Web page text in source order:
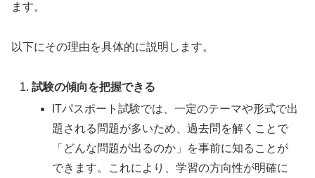
ます。
以下にその理由を具体的に説明します。
試験の傾向を把握できる
ITパスポート試験では、一定のテーマや形式で出
題される問題が多いため、過去問を解くことで
「どんな問題が出るのか」を事前に知ることが
できます。これにより、学習の方向性が明確に